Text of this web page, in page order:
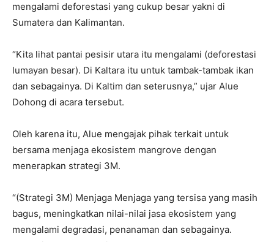
mengalami deforestasi yang cukup besar yakni di
Sumatera dan Kalimantan.
“Kita lihat pantai pesisir utara itu mengalami (deforestasi
lumayan besar). Di Kaltara itu untuk tambak-tambak ikan
dan sebagainya. Di Kaltim dan seterusnya,” ujar Alue
Dohong di acara tersebut.
Oleh karena itu, Alue mengajak pihak terkait untuk
bersama menjaga ekosistem mangrove dengan
menerapkan strategi 3M.
“(Strategi 3M) Menjaga Menjaga yang tersisa yang masih
bagus, meningkatkan nilai-nilai jasa ekosistem yang
mengalami degradasi, penanaman dan sebagainya.